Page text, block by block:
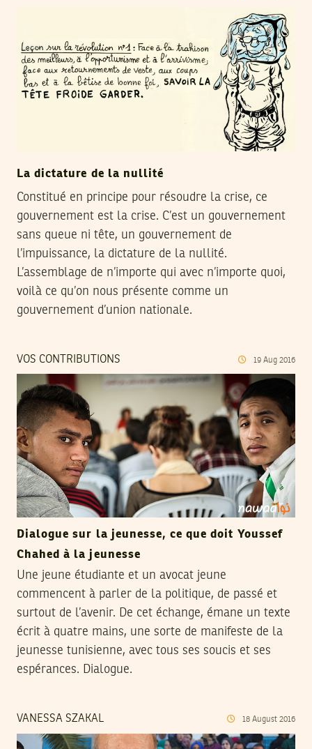
La dictature de la nullité
Constitué en principe pour résoudre la crise, ce
gouvernement est la crise. C’est un gouvernement
sans queue ni tête, un gouvernement de
l’impuissance, la dictature de la nullité.
L’assemblage de n’importe qui avec n’importe quoi,
voilà ce qu’on nous présente comme un
gouvernement d’union nationale.
VOS CONTRIBUTIONS 19 Aug 2016
Dialogue sur la jeunesse, ce que doit Youssef
Chahed à la jeunesse
Une jeune étudiante et un avocat jeune
commencent à parler de la politique, de passé et
surtout de l’avenir. De cet échange, émane un texte
écrit à quatre mains, une sorte de manifeste de la
jeunesse tunisienne, avec tous ses soucis et ses
espérances. Dialogue.
VANESSA SZAKAL 18 August 2016